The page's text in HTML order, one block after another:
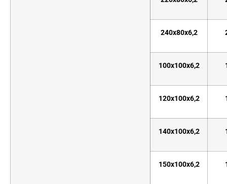
240x80x6,2
100x100x6,2
120x100x6,2
140x100x6,2
150x100x6,2